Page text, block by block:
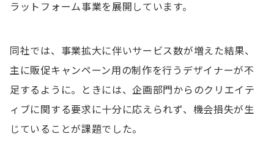
ラットフォーム事業を展開しています。
同社では、事業拡大に伴いサービス数が増えた結果、
主に販促キャンペーン用の制作を行うデザイナーが不
足するように。ときには、企画部門からのクリエイテ
ィブに関する要求に十分に応えられず、機会損失が生
じていることが課題でした。